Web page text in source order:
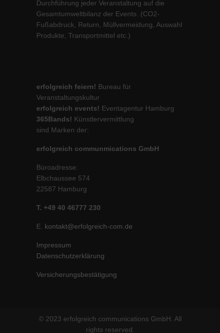
Durchführung jeder Veranstaltung auf die
Gesamtumweltbilanz der Events. (CO2-
Fußabdruck, Return, Müllvermeidung, Auswahl
Produkte, Transportmittel etc.)
erfolgreich feiern! Bureau für
Veranstaltungskultur
erfolgreich events! Eventagentur Hamburg
365Bands! Künstlervermittlung
sind Marken der:
erfolgreich communmications GmbH
Büroadresse:
Elbchaussee 574
22587 Hamburg
T. +49 40 46777 230
E. kontakt@erfolgreich-com.de
Impressum
Datenschutzerklärung
Versicherungsbestätigung
© 2023 erfolgreich communications GmbH. All
rights reserved.